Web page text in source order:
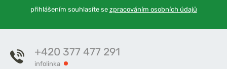
přihlášením souhlasíte se zpracováním osobních údajů
+420 377 477 291
infolinka